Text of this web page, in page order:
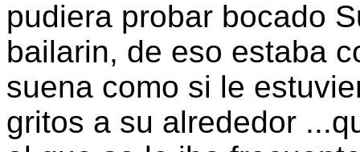
pudiera probar bocado
bailarin, de eso estaba
suena como si le
gritos a su alrededor